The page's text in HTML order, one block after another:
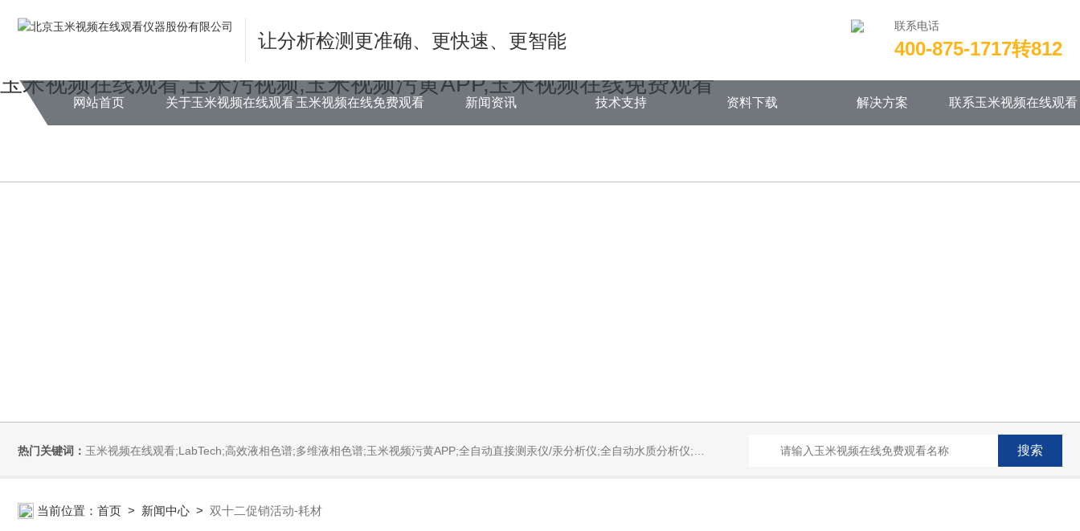
Warning: mkdir(): No space left on device in/www/wwwroot/X29X30Z1.COM/func.php
/www/wwwroot/X29X30Z1.COM/func.php on line115
玉米视频在线观看,玉米污视频,玉米视频污黄APP,玉米视频在线免费观看
让分析检测更准确、更快速、更智能
联系电话
400-875-1717转812
网站首页 关于玉米视频在线观看玉米视频在线免费观看 新闻资讯 技术支持 资料下载 解决方案 联系玉米视频在线观看
热门关键词： 玉米视频在线观看;LabTech;高效液相色谱;多维液相色谱;玉米视频污黄APP;全自动直接测汞仪/汞分析仪;全自动水质分析仪;微波消解萃取系统;微波合成系统;微波灰化磺化系统;全自动固相萃取系统;Dryvap全自动溶剂蒸发系统;激光固体烧蚀进样系统;循环水冷却器;电热消解仪;微控数显电热板;光波加热仪;磁力搅拌器;分析仪器;玉米污视频设备;样品前处理仪器;玉米污视频信息管理系统（LIMS;超净玉米污视频设计与工程;通风柜;化学安全柜;AAICPICP-MSUV-VISHPLC耗材和配件
当前位置： 首页 > 新闻中心 > 双十二促销活动-耗材